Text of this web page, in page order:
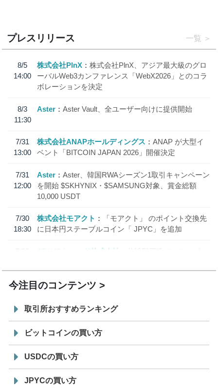
プレスリリース 一覧
8/5
14:00
株式会社PlnX
株式会社PlnX、アジア最大級のグロ
ーバルWeb3カンファレンス「WebX2026」とのコラ
ボレーションを決定
8/3
11:30
Aster Aster Vault、全ユーザー向けに提供開始
7/31
13:00
株式会社ANAPホールディングス
ANAP が大型イ
ベント「BITCOIN JAPAN 2026」開催決定
7/31
12:00
Aster
Aster、韓国RWAシーズン1取引キャンペーン
を開始 $SKHYNIX・$SAMSUNG対象、賞金総額
10,000 USDT
7/30
18:30
株式会社モアクト
「モアクト」 のポイント交換先
に日本円ステーブルコイン「 JPYC」を追加
7/29
SBI VCトレード株式会社
信託型円建てステーブル
今注目のコンテンツ
取引所おすすめランキング
ビットコインの買い方
USDCの買い方
JPYCの買い方